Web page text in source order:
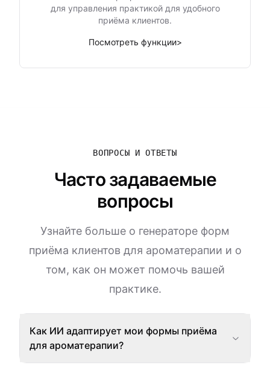
для управления практикой для удобного
приёма клиентов.
Посмотреть функции>
ВОПРОСЫ И ОТВЕТЫ
Часто задаваемые
вопросы
Узнайте больше о генераторе форм
приёма клиентов для ароматерапии и о
том, как он может помочь вашей
практике.
Как ИИ адаптирует мои формы приёма
для ароматерапии?